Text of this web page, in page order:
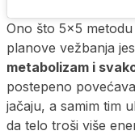
Ono što 5×5
planove vežbanja
metabolizam i
postepeno
jačaju, a samim tim
da telo troši više